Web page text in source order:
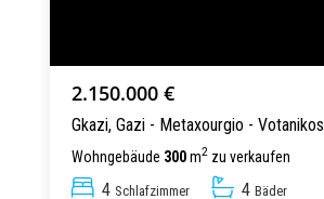
2.150.000 €
Gkazi, Gazi - Metaxourgio - Votanikos
Wohngebäude 300m2 zu verkaufen
4 Schlafzimmer 4 Bäder